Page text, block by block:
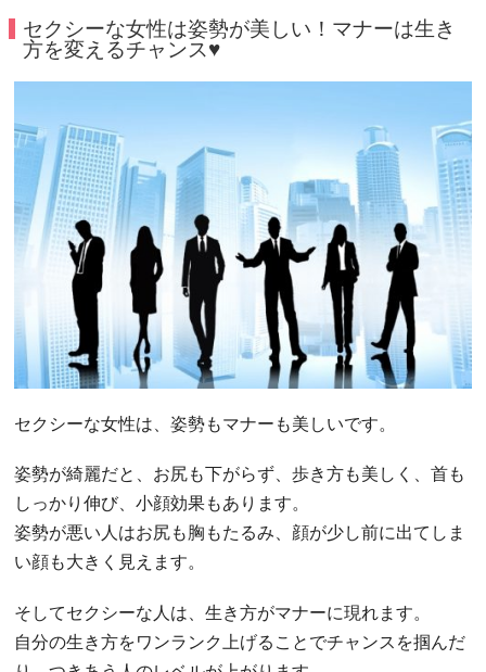
セクシーな女性は姿勢が美しい！マナーは生き
方を変えるチャンス♥
セクシーな女性は、姿勢もマナーも美しいです。
姿勢が綺麗だと、お尻も下がらず、歩き方も美しく、首も
しっかり伸び、小顔効果もあります。
姿勢が悪い人はお尻も胸もたるみ、顔が少し前に出てしま
い顔も大きく見えます。
そしてセクシーな人は、生き方がマナーに現れます。
自分の生き方をワンランク上げることでチャンスを掴んだ